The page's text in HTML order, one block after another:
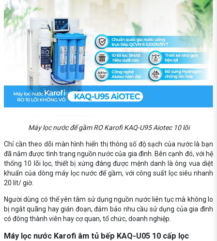
Máy lọc nước để gầm RO Karofi KAQ-U95 Aiotec 10 lõi
Chỉ cần theo dõi màn hình hiển thị thông số độ sạch của nước là bạn
đã nắm được tình trạng nguồn nước của gia đình. Bên cạnh đó, với hệ
thống 10 lõi lọc, thiết bị xứng đáng được mệnh danh là ông vua diệt
khuẩn của dòng máy lọc nước để gầm, với công suất lọc siêu nhanh
20 lít/ giờ.
Người dùng có thể yên tâm sử dụng nguồn nước liên tục mà không lo
bị ngắt quãng hay gián đoạn, đảm bảo nhu cầu sử dụng của gia đình
có đông thành viên hay cơ quan, tổ chức, doanh nghiệp.
Máy lọc nước Karofi âm tủ bếp KAQ-U05 10 cấp lọc